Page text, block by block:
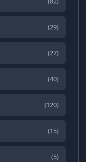
(29)
(27)
(40)
(120)
(15)
(5)